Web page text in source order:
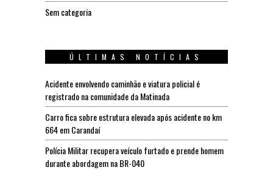
Sem categoria
ÚLTIMAS NOTÍCIAS
Acidente envolvendo caminhão e viatura policial é
registrado na comunidade da Matinada
Carro fica sobre estrutura elevada após acidente no km
664 em Carandaí
Polícia Militar recupera veículo furtado e prende homem
durante abordagem na BR-040